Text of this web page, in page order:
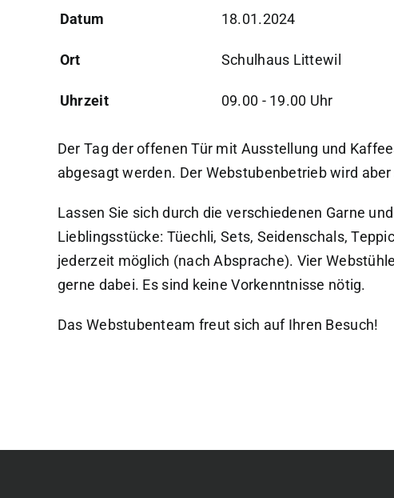
Datum 18.01.2024
Ort Schulhaus Littewil
Uhrzeit 09.00 - 19.00 Uhr
Der Tag der offenen Tür mit Ausstellung und
abgesagt werden. Der Webstubenbetrieb wird
Lassen Sie sich durch die verschiedenen Garne
Lieblingsstücke: Tüechli, Sets, Seidenschals,
jederzeit möglich (nach Absprache). Vier
gerne dabei. Es sind keine Vorkenntnisse nötig.
Das Webstubenteam freut sich auf Ihren Besuch!